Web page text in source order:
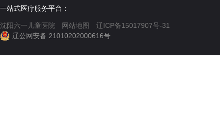
一站式医疗服务平台：
沈阳六一儿童医院 网站地图
辽ICP备15017907号-31
辽公网安备 21010202000616号